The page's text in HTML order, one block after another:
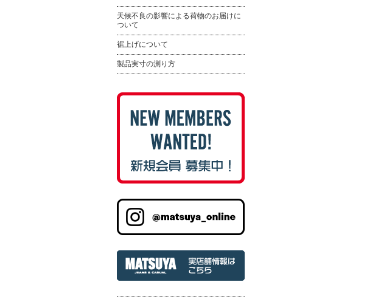
天候不良の影響による荷物のお届けに
ついて
裾上げについて
製品実寸の測り方